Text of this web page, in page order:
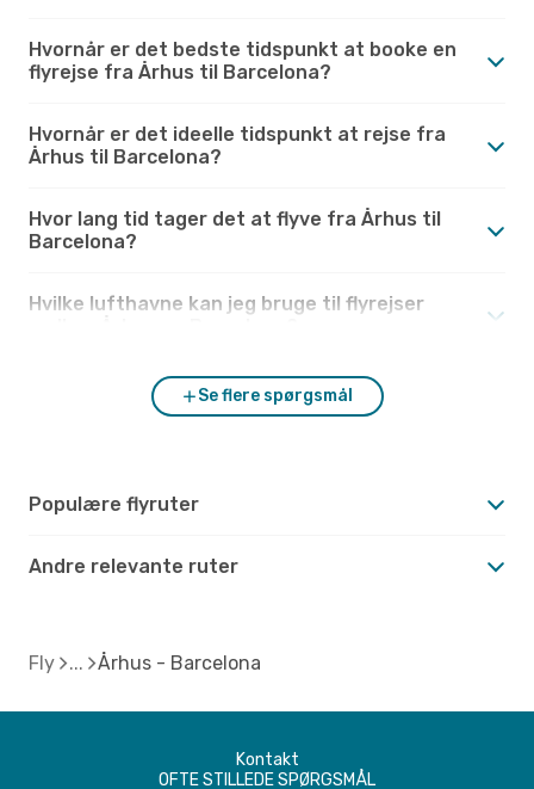
Hvornår er det bedste tidspunkt at booke en
flyrejse fra Århus til Barcelona?
Hvornår er det ideelle tidspunkt at rejse fra
Århus til Barcelona?
Hvor lang tid tager det at flyve fra Århus til
Barcelona?
Hvilke lufthavne kan jeg bruge til flyrejser
Se flere spørgsmål
Populære flyruter
Andre relevante ruter
Fly Århus - Barcelona
Kontakt
OFTE STILLEDE SPØRGSMÅL